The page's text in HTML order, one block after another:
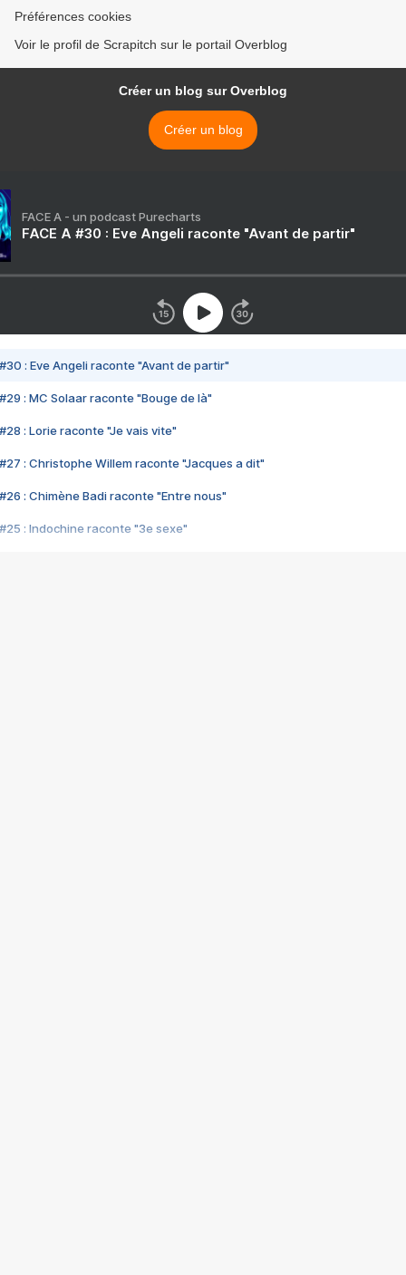
Préférences cookies
Voir le profil de Scrapitch sur le portail Overblog
Créer un blog sur Overblog
Créer un blog
FACE A - un podcast Purecharts
FACE A #30 : Eve Angeli raconte "Avant de partir"
#30 : Eve Angeli raconte "Avant de partir"
#29 : MC Solaar raconte "Bouge de là"
#28 : Lorie raconte "Je vais vite"
#27 : Christophe Willem raconte "Jacques a dit"
#26 : Chimène Badi raconte "Entre nous"
#25 : Indochine raconte "3e sexe"